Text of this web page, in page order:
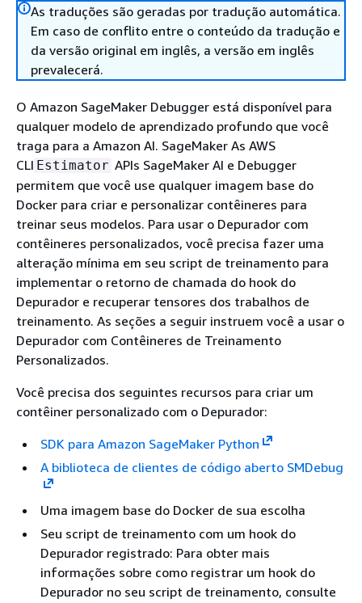
As traduções são geradas por tradução automática.
Em caso de conflito entre o conteúdo da tradução e
da versão original em inglês, a versão em inglês
prevalecerá.
O Amazon SageMaker Debugger está disponível para
qualquer modelo de aprendizado profundo que você
traga para a Amazon AI. SageMaker As AWS
CLI Estimator APIs SageMaker AI e Debugger
permitem que você use qualquer imagem base do
Docker para criar e personalizar contêineres para
treinar seus modelos. Para usar o Depurador com
contêineres personalizados, você precisa fazer uma
alteração mínima em seu script de treinamento para
implementar o retorno de chamada do hook do
Depurador e recuperar tensores dos trabalhos de
treinamento. As seções a seguir instruem você a usar o
Depurador com Contêineres de Treinamento
Personalizados.
Você precisa dos seguintes recursos para criar um
contêiner personalizado com o Depurador:
SDK para Amazon SageMaker Python
A biblioteca de clientes de código aberto SMDebug
Uma imagem base do Docker de sua escolha
Seu script de treinamento com um hook do
Depurador registrado: Para obter mais
informações sobre como registrar um hook do
Depurador no seu script de treinamento, consulte